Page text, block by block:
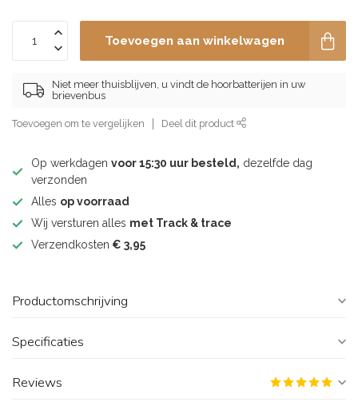
Toevoegen aan winkelwagen
Niet meer thuisblijven, u vindt de hoorbatterijen in uw
brievenbus
Toevoegen om te vergelijken Deel dit product
Op werkdagen voor 15:30 uur besteld, dezelfde dag
verzonden
Alles op voorraad
Wij versturen alles met Track & trace
Verzendkosten € 3,95
Productomschrijving
Specificaties
Reviews